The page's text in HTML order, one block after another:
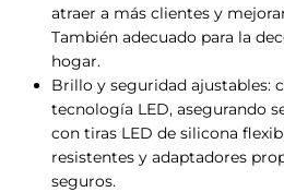
atraer a más clientes y
También adecuado para la
hogar.
Brillo y seguridad ajustables:
tecnología LED, asegurando
con tiras LED de silicona
resistentes y adaptadores
seguros.